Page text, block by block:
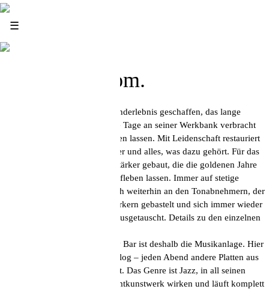
☰
Listening Room.
Im High Fidelity wurde ein Sounderlebnis geschaffen, das lange
nachhallt. Bernd Kreis hat lange Tage an seiner Werkbank verbracht
und das Ergebnis kann sich hören lassen. Mit Leidenschaft restauriert
er historische Schallplattenspieler und alles, was dazu gehört. Für das
High Fidelity hat er Röhrenverstärker gebaut, die die goldenen Jahre
der Musikwiedergabe wieder aufleben lassen. Immer auf stetige
Verbesserung bedacht, wird auch weiterhin an den Tonabnehmern, der
Raumakustik und an den Verstärkern gebastelt und sich immer wieder
mit Audiophilen aus aller Welt ausgetauscht. Details zu den einzelnen
Das Herzstück der High Fidelity Bar ist deshalb die Musikanlage. Hier
werden – selbstverständlich analog – jeden Abend andere Platten aus
der erlesenen Auswahl aufgelegt. Das Genre ist Jazz, in all seinen
Facetten. Jede LP darf als Gesamtkunstwerk wirken und läuft komplett